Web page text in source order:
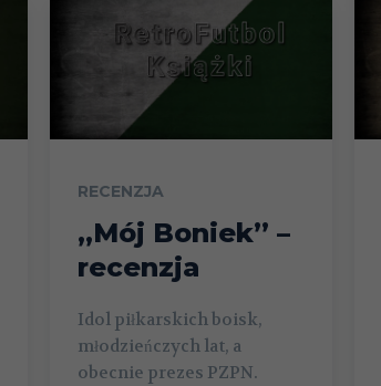
RECENZJA
„Mój Boniek” –
recenzja
Idol piłkarskich boisk,
młodzieńczych lat, a
obecnie prezes PZPN.